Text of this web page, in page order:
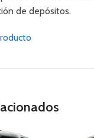
de depósitos.